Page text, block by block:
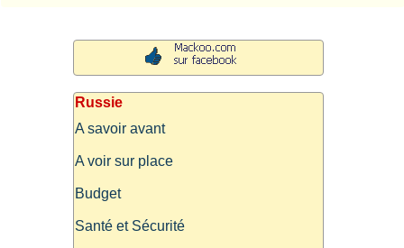
Russie
A savoir avant
A voir sur place
Budget
Santé et Sécurité